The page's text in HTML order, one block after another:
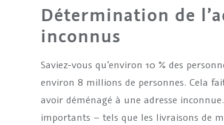
Détermination de
inconnus
Saviez-vous qu’environ 10 % des
environ 8 millions de personnes. Cela
avoir déménagé à une adresse
importants – tels que les livraisons de